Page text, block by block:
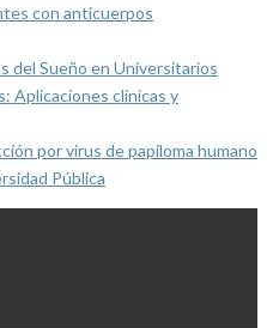
con anticuerpos
del Sueño en Universitarios
Aplicaciones clínicas y
por virus de papiloma humano
Pública